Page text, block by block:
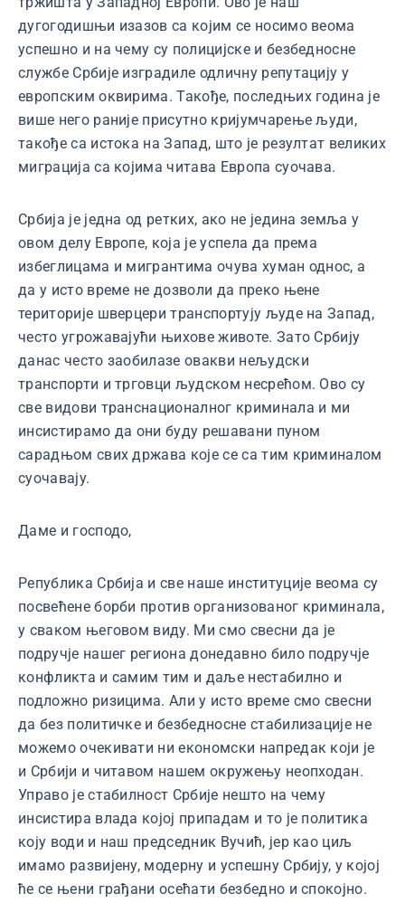
дугогодишњи изазов са којим се носимо веома
успешно и на чему су полицијске и безбедносне
службе Србије изградиле одличну репутацију у
европским оквирима. Такође, последњих година је
више него раније присутно кријумчарење људи,
такође са истока на Запад, што је резултат великих
миграција са којима читава Европа суочава.
Србија је једна од ретких, ако не једина земља у
овом делу Европе, која је успела да према
избеглицама и мигрантима очува хуман однос, а
да у исто време не дозволи да преко њене
територије шверцери транспортују људе на Запад,
често угрожавајући њихове животе. Зато Србију
данас често заобилазе овакви нељудски
транспорти и трговци људском несрећом. Ово су
све видови транснационалног криминала и ми
инсистирамо да они буду решавани пуном
сарадњом свих држава које се са тим криминалом
суочавају.
Даме и господо,
Република Србија и све наше институције веома су
посвећене борби против организованог криминала,
у сваком његовом виду. Ми смо свесни да је
подручје нашег региона донедавно било подручје
конфликта и самим тим и даље нестабилно и
подложно ризицима. Али у исто време смо свесни
да без политичке и безбедносне стабилизације не
можемо очекивати ни економски напредак који је
и Србији и читавом нашем окружењу неопходан.
Управо је стабилност Србије нешто на чему
инсистира влада којој припадам и то је политика
коју води и наш председник Вучић, јер као циљ
имамо развијену, модерну и успешну Србију, у којој
ће се њени грађани осећати безбедно и спокојно.